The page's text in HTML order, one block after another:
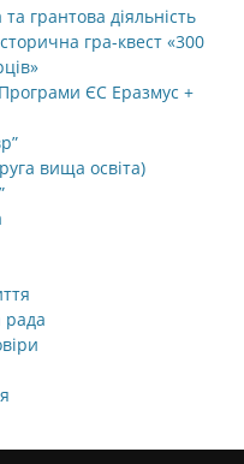
грантова діяльність
гра-квест «300
ЄС Еразмус +
вища освіта)
рада